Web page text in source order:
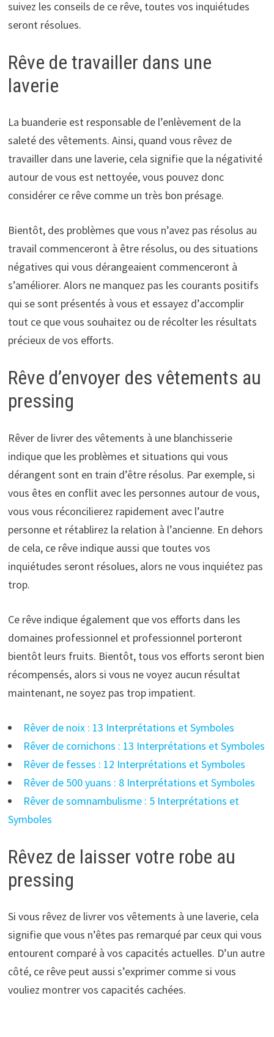
suivez les conseils de ce rêve, toutes vos inquiétudes
seront résolues.
Rêve de travailler dans une
laverie
La buanderie est responsable de l’enlèvement de la
saleté des vêtements. Ainsi, quand vous rêvez de
travailler dans une laverie, cela signifie que la négativité
autour de vous est nettoyée, vous pouvez donc
considérer ce rêve comme un très bon présage.
Bientôt, des problèmes que vous n’avez pas résolus au
travail commenceront à être résolus, ou des situations
négatives qui vous dérangeaient commenceront à
s’améliorer. Alors ne manquez pas les courants positifs
qui se sont présentés à vous et essayez d’accomplir
tout ce que vous souhaitez ou de récolter les résultats
précieux de vos efforts.
Rêve d’envoyer des vêtements au
pressing
Rêver de livrer des vêtements à une blanchisserie
indique que les problèmes et situations qui vous
dérangent sont en train d’être résolus. Par exemple, si
vous êtes en conflit avec les personnes autour de vous,
vous vous réconcilierez rapidement avec l’autre
personne et rétablirez la relation à l’ancienne. En dehors
de cela, ce rêve indique aussi que toutes vos
inquiétudes seront résolues, alors ne vous inquiétez pas
trop.
Ce rêve indique également que vos efforts dans les
domaines professionnel et professionnel porteront
bientôt leurs fruits. Bientôt, tous vos efforts seront bien
récompensés, alors si vous ne voyez aucun résultat
maintenant, ne soyez pas trop impatient.
Rêver de noix : 13 Interprétations et Symboles
Rêver de cornichons : 13 Interprétations et Symboles
Rêver de fesses : 12 Interprétations et Symboles
Rêver de 500 yuans : 8 Interprétations et Symboles
Rêver de somnambulisme : 5 Interprétations et
Symboles
Rêvez de laisser votre robe au
pressing
Si vous rêvez de livrer vos vêtements à une laverie, cela
signifie que vous n’êtes pas remarqué par ceux qui vous
entourent comparé à vos capacités actuelles. D’un autre
côté, ce rêve peut aussi s’exprimer comme si vous
vouliez montrer vos capacités cachées.